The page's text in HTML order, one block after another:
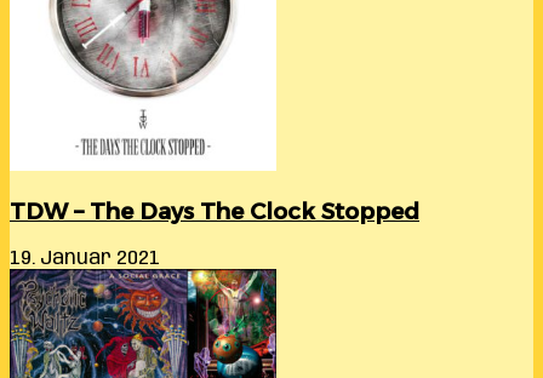
TDW – The Days The Clock Stopped
19. Januar 2021